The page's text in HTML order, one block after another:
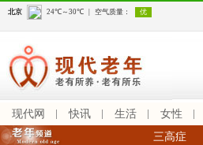
现代网 快讯 生活 女性
三高症